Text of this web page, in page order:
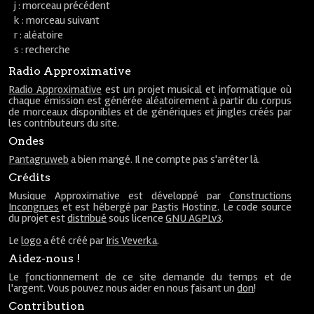
j : morceau précédent
k : morceau suivant
r : aléatoire
s : recherche
Radio Approximative
Radio Approximative est un projet musical et informatique où
chaque émission est générée aléatoirement à partir du corpus
de morceaux disponibles et de génériques et jingles créés par
les contributeurs du site.
Ondes
Pantagruweb a bien mangé. Il ne compte pas s'arrêter là.
Crédits
Musique Approximative est développé par Constructions
Incongrues et est hébergé par Pastis Hosting. Le code source
du projet estdistribué sous licenceGNU AGPLv3.
Lelogo a été créé par Iris Veverka.
Aidez-nous !
Le fonctionnement de ce site demande du temps et de
l'argent. Vous pouvez nous aider en nous faisant undon!
Contribution